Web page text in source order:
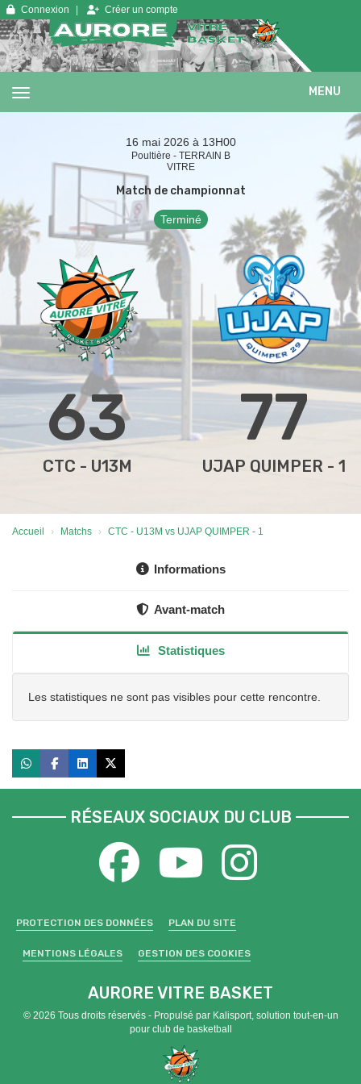
Connexion Créer un compte
MENU
16 mai 2026 à 13H00
Poultière - TERRAIN B
VITRE
Match de championnat
Terminé
63 77
CTC - U13M UJAP QUIMPER - 1
Accueil Matchs CTC - U13M vs UJAP QUIMPER - 1
Informations
Avant-match
Statistiques
Les statistiques ne sont pas visibles pour cette rencontre.
RÉSEAUX SOCIAUX DU CLUB
PROTECTION DES DONNÉES PLAN DU SITE
MENTIONS LÉGALES GESTION DES COOKIES
AURORE VITRE BASKET
© 2026 Tous droits réservés - Propulsé par Kalisport, solution tout-en-un
pour club de basketball
Panneau de gestion des cookies